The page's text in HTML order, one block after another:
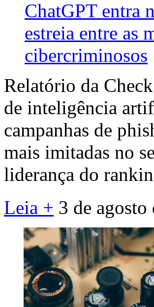
ChatGPT entra
estreia entre as
cibercriminosos
Relatório da
de inteligência
campanhas de
mais imitadas no
liderança do
Leia + 3 de agosto